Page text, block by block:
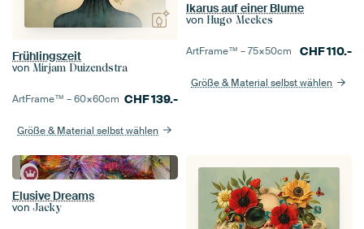
Frühlingszeit
von Mirjam Duizendstra
ArtFrame™ –60×60cm CHF139.-
Größe & Material selbst wählen
Ikarus auf einer Blume
von Hugo Meekes
ArtFrame™ –75×50cm CHF110.-
Größe & Material selbst wählen
Elusive Dreams
von Jacky